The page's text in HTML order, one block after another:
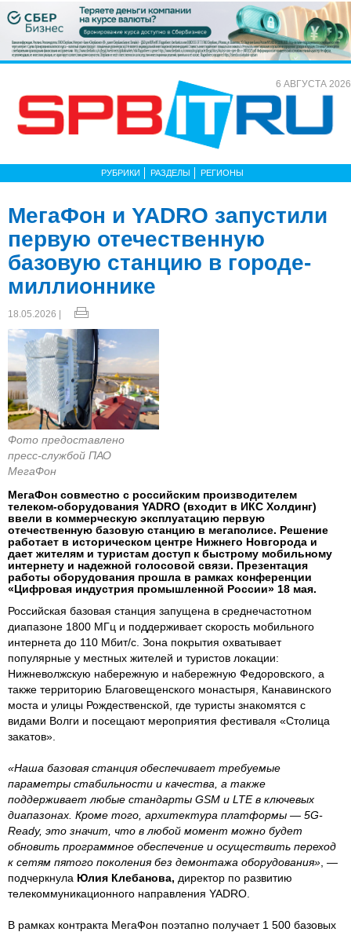
6 АВГУСТА 2026
РУБРИКИ РАЗДЕЛЫ РЕГИОНЫ
МегаФон и YADRO запустили
первую отечественную
базовую станцию в городе-
миллионнике
18.05.2026 |
Фото предоставлено
пресс-службой ПАО
МегаФон
МегаФон совместно с российским производителем
телеком-оборудования YADRO (входит в ИКС Холдинг)
ввели в коммерческую эксплуатацию первую
отечественную базовую станцию в мегаполисе. Решение
работает в историческом центре Нижнего Новгорода и
дает жителям и туристам доступ к быстрому мобильному
интернету и надежной голосовой связи. Презентация
работы оборудования прошла в рамках конференции
«Цифровая индустрия промышленной России» 18 мая.
Российская базовая станция запущена в среднечастотном
диапазоне 1800 МГц и поддерживает скорость мобильного
интернета до 110 Мбит/с. Зона покрытия охватывает
популярные у местных жителей и туристов локации:
Нижневолжскую набережную и набережную Федоровского, а
также территорию Благовещенского монастыря, Канавинского
моста и улицы Рождественской, где туристы знакомятся с
видами Волги и посещают мероприятия фестиваля «Столица
закатов».
«Наша базовая станция обеспечивает требуемые
параметры стабильности и качества, а также
поддерживает любые стандарты GSM и LTE в ключевых
диапазонах. Кроме того, архитектура платформы — 5G-
Ready, это значит, что в любой момент можно будет
обновить программное обеспечение и осуществить переход
к сетям пятого поколения без демонтажа оборудования» , —
подчеркнула Юлия Клебанова, директор по развитию
телекоммуникационного направления YADRO.
В рамках контракта МегаФон поэтапно получает 1 500 базовых